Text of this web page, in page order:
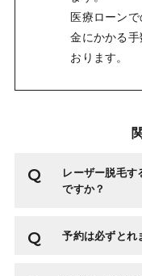
医療ローン
金にかかる
おります。
レーザー脱毛す
ですか？
予約は必ずとれ